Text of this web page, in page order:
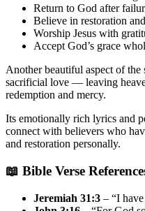
Return to God after
Believe in restoration
Worship Jesus with
Accept God’s grace
Another beautiful aspect of the
sacrificial love — leaving
redemption and mercy.
Its emotionally rich lyrics and
connect with believers who
and restoration personally.
📖 Bible Verse
Jeremiah 31:3 – “I